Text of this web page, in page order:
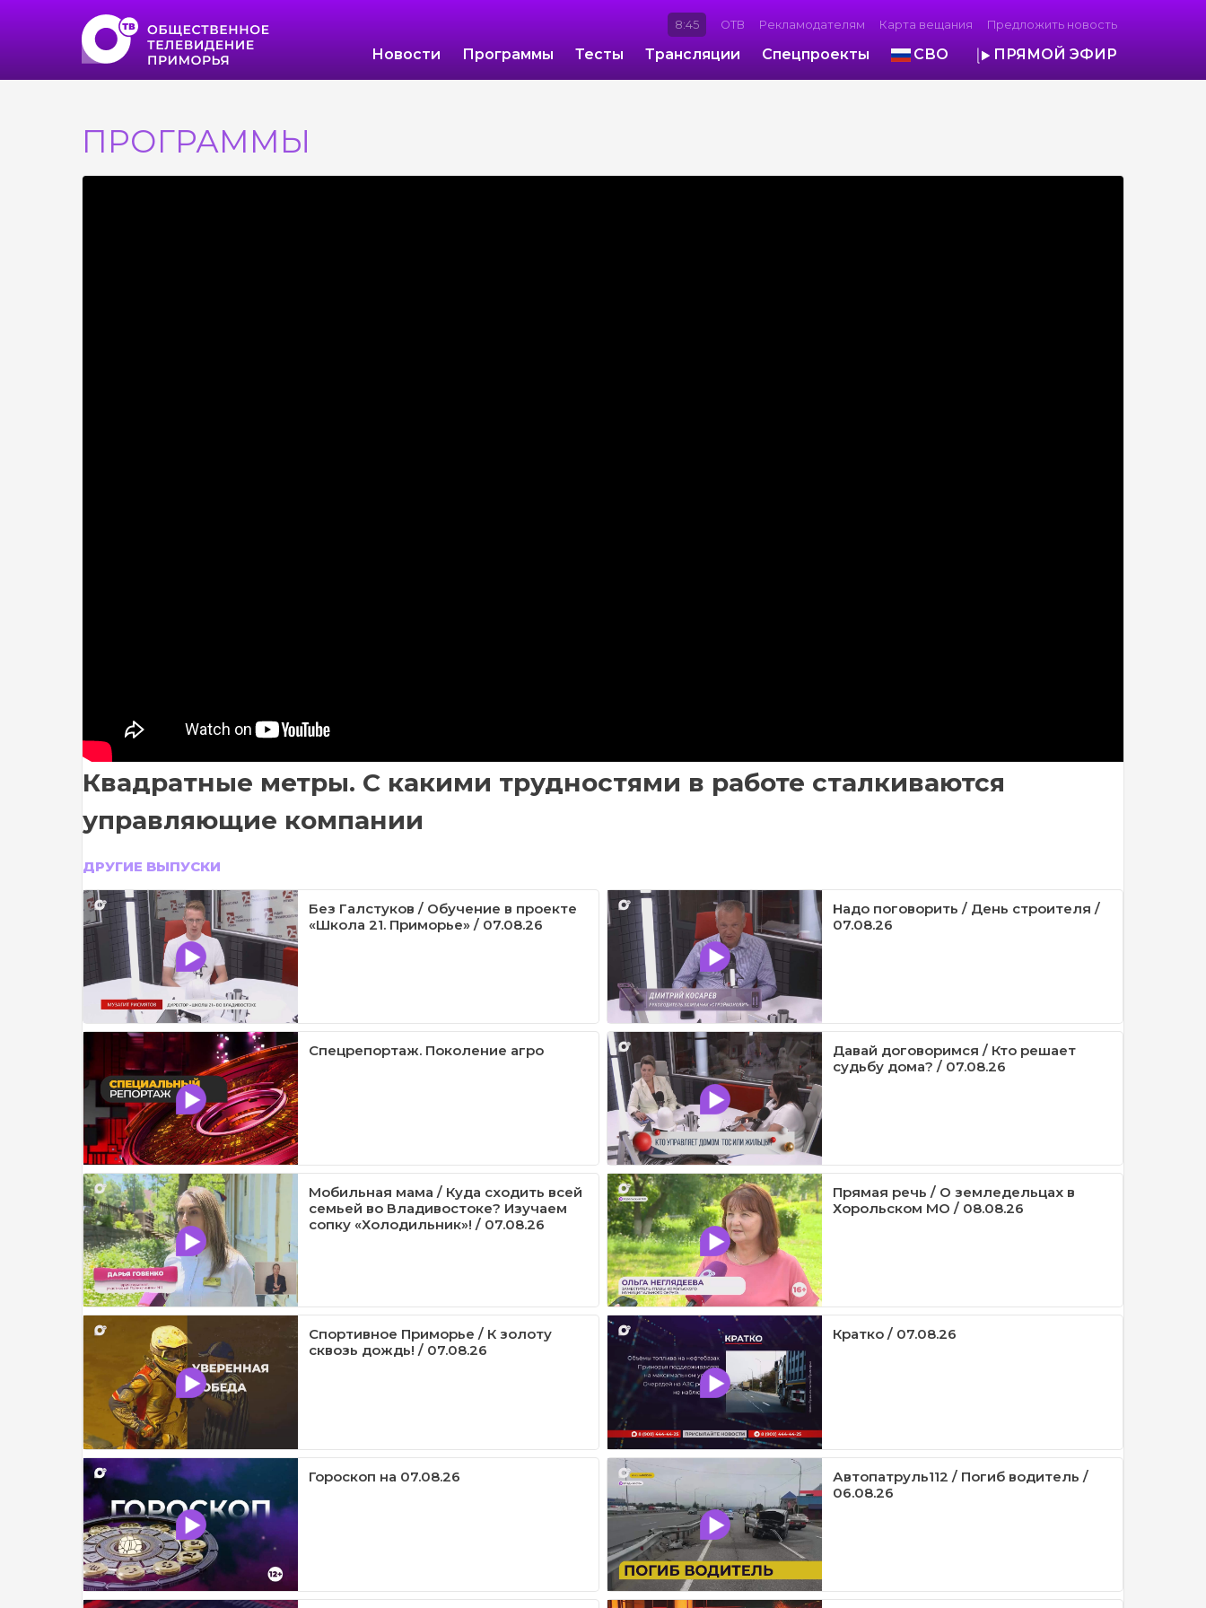
8:45 ОТВ Рекламодателям Карта вещания Предложить новость
Новости Программы Тесты Трансляции Спецпроекты СВО ПРЯМОЙ ЭФИР
ПРОГРАММЫ
Квадратные метры. С какими трудностями в работе сталкиваются
управляющие компании
ДРУГИЕ ВЫПУСКИ
Без Галстуков / Обучение в проекте
«Школа 21. Приморье» / 07.08.26
Надо поговорить / День строителя /
07.08.26
Спецрепортаж. Поколение агро
Давай договоримся / Кто решает
судьбу дома? / 07.08.26
Мобильная мама / Куда сходить всей
семьей во Владивостоке? Изучаем
сопку «Холодильник»! / 07.08.26
Прямая речь / О земледельцах в
Хорольском МО / 08.08.26
Спортивное Приморье / К золоту
сквозь дождь! / 07.08.26
Кратко / 07.08.26
Гороскоп на 07.08.26
Автопатруль112 / Погиб водитель /
06.08.26